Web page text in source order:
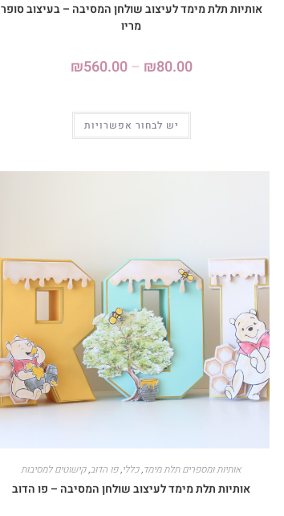
אותיות תלת מימד לעיצוב שולחן המסיבה – בעיצוב סופר
מריו
₪80.00
–
₪560.00
יש לבחור אפשרויות
אותיות ומספרים תלת מימד,כללי,פו הדוב,קישוטים למסיבות
אותיות תלת מימד לעיצוב שולחן המסיבה – פו הדוב